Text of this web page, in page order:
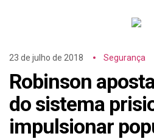
23 de julho de 2018 Segurança
Robinson
do sistema
impulsionar